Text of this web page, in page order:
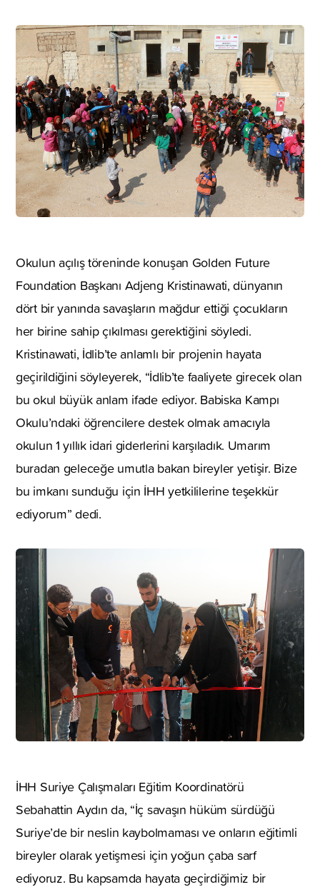
Okulun açılış töreninde konuşan Golden Future
Foundation Başkanı Adjeng Kristinawati, dünyanın
dört bir yanında savaşların mağdur ettiği çocukların
her birine sahip çıkılması gerektiğini söyledi.
Kristinawati, İdlib’te anlamlı bir projenin hayata
geçirildiğini söyleyerek, “İdlib’te faaliyete girecek olan
bu okul büyük anlam ifade ediyor. Babiska Kampı
Okulu’ndaki öğrencilere destek olmak amacıyla
okulun 1 yıllık idari giderlerini karşıladık. Umarım
buradan geleceğe umutla bakan bireyler yetişir. Bize
bu imkanı sunduğu için İHH yetkililerine teşekkür
ediyorum” dedi.
İHH Suriye Çalışmaları Eğitim Koordinatörü
Sebahattin Aydın da, “İç savaşın hüküm sürdüğü
Suriye’de bir neslin kaybolmaması ve onların eğitimli
bireyler olarak yetişmesi için yoğun çaba sarf
ediyoruz. Bu kapsamda hayata geçirdiğimiz bir